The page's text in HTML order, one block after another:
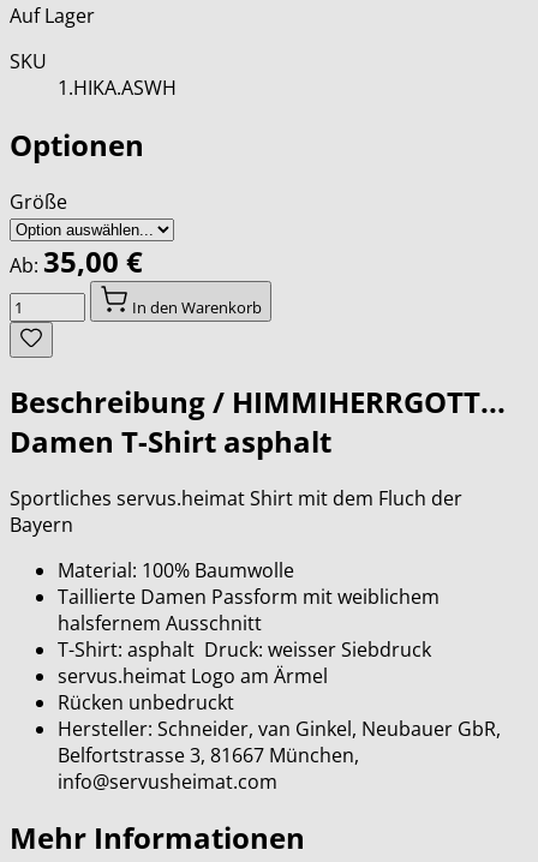
Auf Lager
SKU
1.HIKA.ASWH
Optionen
Größe
Ab: 35,00 €
Menge
In den Warenkorb
Beschreibung / HIMMIHERRGOTT...
Damen T-Shirt asphalt
Sportliches servus.heimat Shirt mit dem Fluch der
Bayern
Material: 100% Baumwolle
Taillierte Damen Passform mit weiblichem
halsfernem Ausschnitt
T-Shirt: asphalt Druck: weisser Siebdruck
servus.heimat Logo am Ärmel
Rücken unbedruckt
Hersteller: Schneider, van Ginkel, Neubauer GbR,
Belfortstrasse 3, 81667 München,
info@servusheimat.com
Mehr Informationen